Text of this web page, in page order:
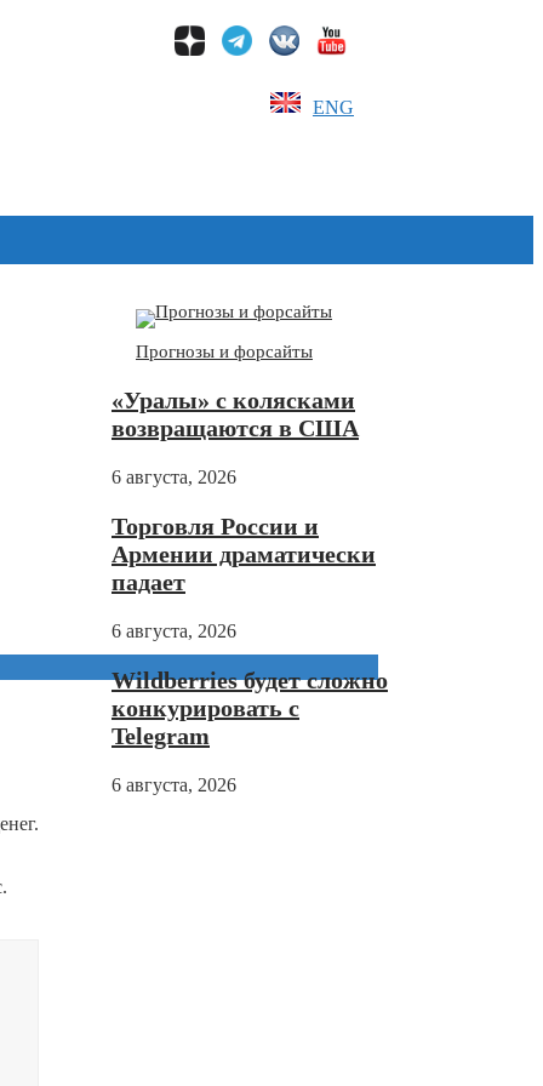
ENG
Прогнозы и форсайты
«Уралы» с колясками
возвращаются в США
6 августа, 2026
Торговля России и
Армении драматически
падает
6 августа, 2026
Wildberries будет сложно
конкурировать с
Telegram
6 августа, 2026